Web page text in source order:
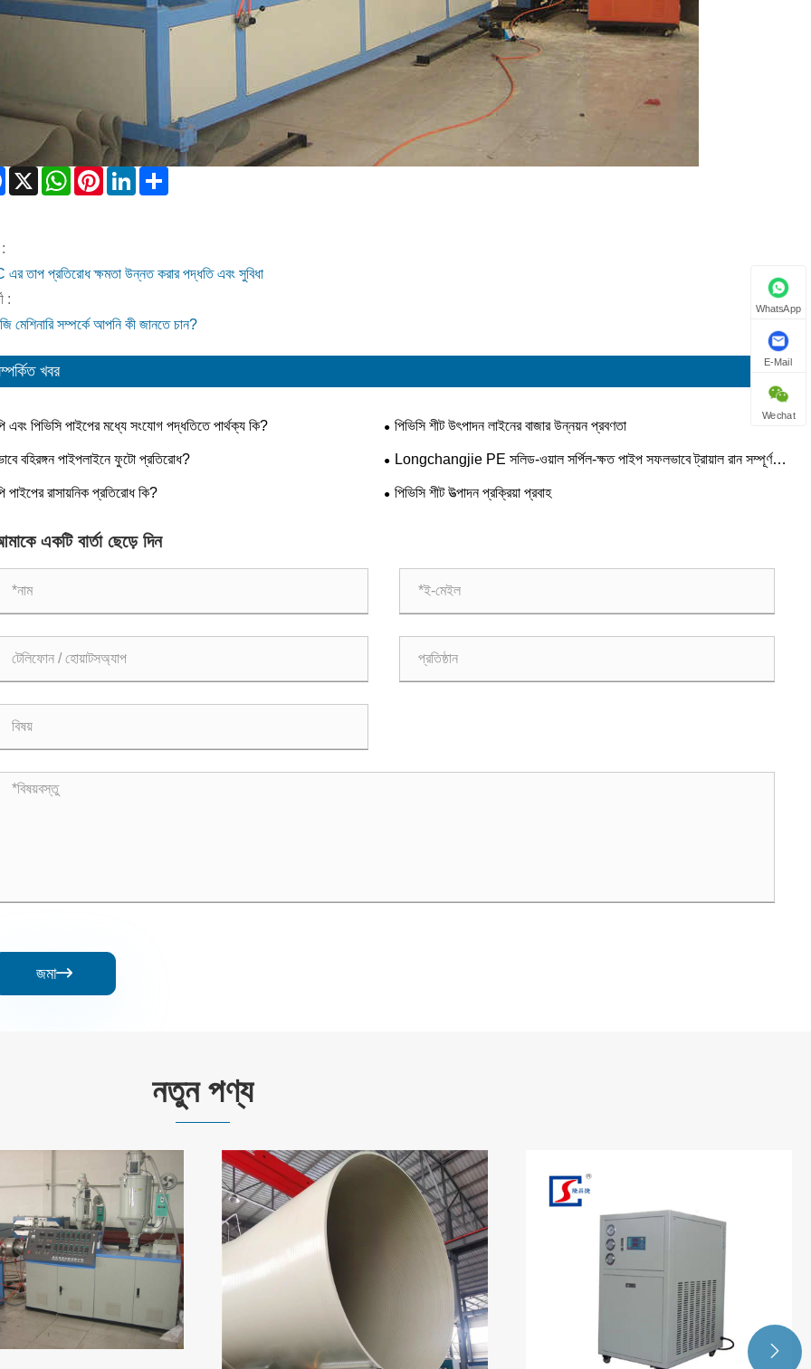
Facebook
X WhatsAppPinterestLinkedIn
তাপ প্রতিরোধ ক্ষমতা উন্নত করার পদ্ধতি এবং সুবিধা
:
মেশিনারি সম্পর্কে আপনি কী জানতে চান?
খবর
এবং পিভিসি পাইপের মধ্যে সংযোগ পদ্ধতিতে পার্থক্য কি? পিভিসি শীট উৎপাদন লাইনের বাজার উন্নয়ন প্রবণতা
বহিরঙ্গন পাইপলাইনে ফুটো প্রতিরোধ?
Longchangjie PE সলিড-ওয়াল সর্পিল-ক্ষত পাইপ সফলভাবে ট্রায়াল রান সম্পূর্ণ
করেছে!!!
পাইপের রাসায়নিক প্রতিরোধ কি? পিভিসি শীট উত্পাদন প্রক্রিয়া প্রবাহ
একটি বার্তা ছেড়ে দিন
জমা
নতুন পণ্য

WhatsApp
E-Mail
Wechat